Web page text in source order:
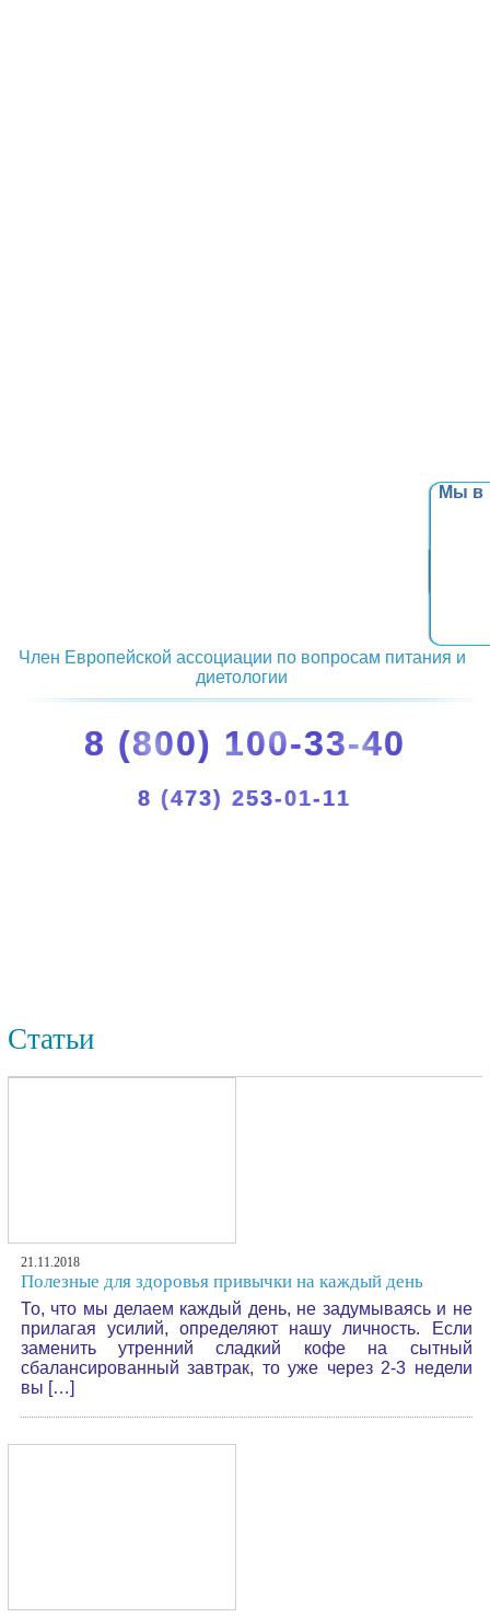
Мы в
Член Европейской ассоциации по вопросам питания и
диетологии
8 (800) 100-33-40
8 (473) 253-01-11
Статьи
21.11.2018
Полезные для здоровья привычки на каждый день
То, что мы делаем каждый день, не задумываясь и не
прилагая усилий, определяют нашу личность. Если
заменить утренний сладкий кофе на сытный
сбалансированный завтрак, то уже через 2-3 недели
вы […]